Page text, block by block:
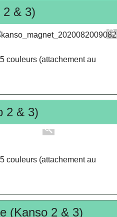
2 & 3)
couleurs (attachement au
2 & 3)
couleurs (attachement au
(Kanso 2 & 3)